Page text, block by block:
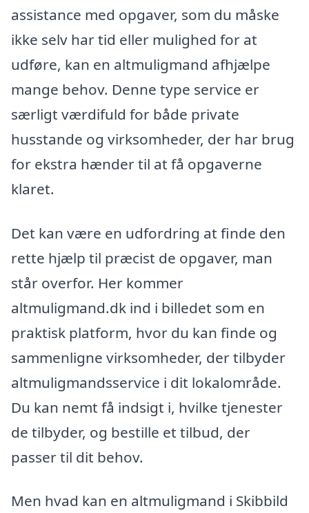
assistance med opgaver, som du måske
ikke selv har tid eller mulighed for at
udføre, kan en altmuligmand afhjælpe
mange behov. Denne type service er
særligt værdifuld for både private
husstande og virksomheder, der har brug
for ekstra hænder til at få opgaverne
klaret.
Det kan være en udfordring at finde den
rette hjælp til præcist de opgaver, man
står overfor. Her kommer
altmuligmand.dk ind i billedet som en
praktisk platform, hvor du kan finde og
sammenligne virksomheder, der tilbyder
altmuligmandsservice i dit lokalområde.
Du kan nemt få indsigt i, hvilke tjenester
de tilbyder, og bestille et tilbud, der
passer til dit behov.
Men hvad kan en altmuligmand i Skibbild